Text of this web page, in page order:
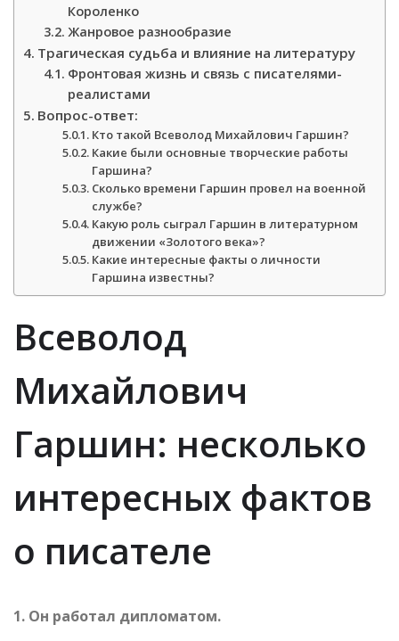
Короленко
Жанровое разнообразие
Трагическая судьба и влияние на литературу
Фронтовая жизнь и связь с писателями-
реалистами
Вопрос-ответ:
Кто такой Всеволод Михайлович Гаршин?
Какие были основные творческие работы
Гаршина?
Сколько времени Гаршин провел на военной
службе?
Какую роль сыграл Гаршин в литературном
движении «Золотого века»?
Какие интересные факты о личности
Гаршина известны?
Всеволод
Михайлович
Гаршин: несколько
интересных фактов
о писателе
1. Он работал дипломатом.